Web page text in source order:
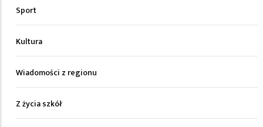
Sport
Kultura
Wiadomości z regionu
Z życia szkół